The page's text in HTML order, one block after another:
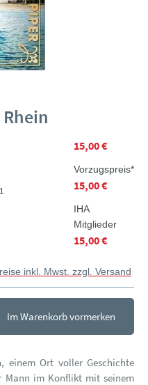
Rhein
15,00 €
Vorzugspreis*
15,00 €
IHA
Mitglieder
15,00 €
inkl. Mwst. zzgl. Versand
Im Warenkorb vormerken
einem Ort voller Geschichte
Mann im Konflikt mit seinem